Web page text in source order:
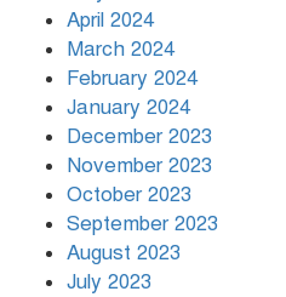
April 2024
March 2024
February 2024
January 2024
December 2023
November 2023
October 2023
September 2023
August 2023
July 2023